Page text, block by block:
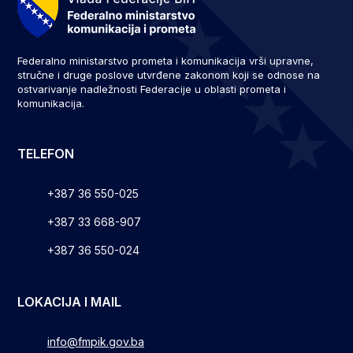
Federalno ministarstvo prometa i komunikacija vrši upravne,
stručne i druge poslove utvrđene zakonom koji se odnose na
ostvarivanje nadležnosti Federacije u oblasti prometa i
komunikacija.
TELEFON
+387 36 550-025
+387 33 668-907
+387 36 550-024
LOKACIJA I MAIL
info@fmpik.gov.ba